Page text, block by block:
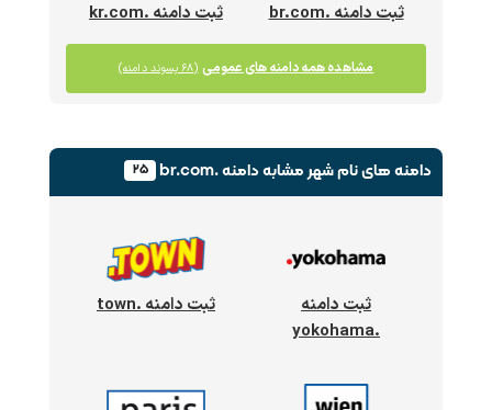
ثبت دامنه .br.com ثبت دامنه .kr.com
مشاهده همه دامنه های عمومی (۶۸ پسوند دامنه)
دامنه های نام شهرمشابه دامنه .br.com ۲۵
ثبت دامنه
.yokohama
ثبت دامنه .town